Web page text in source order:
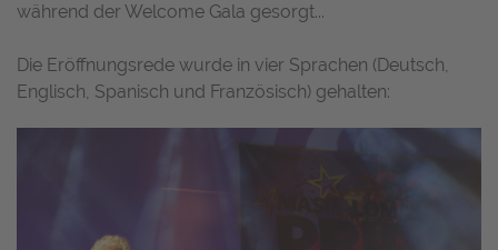
während der Welcome Gala gesorgt...
Die Eröffnungsrede wurde in vier Sprachen (Deutsch,
Englisch, Spanisch und Französisch) gehalten: